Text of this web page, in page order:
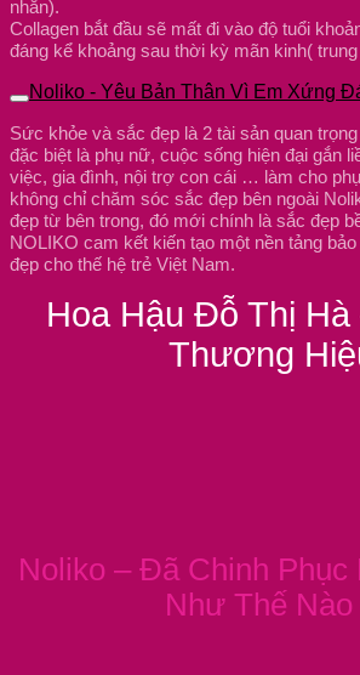
nhăn).
Collagen bắt đầu sẽ mất đi vào độ tuổi
đáng kể khoảng sau thời kỳ mãn kinh(
Noliko - Yêu Bản Thân Vì Em Xứng
Sức khỏe và sắc đẹp là 2 tài sản quan
đặc biệt là phụ nữ, cuộc sống hiện đại gắn
việc, gia đình, nội trợ con cái … làm cho
không chỉ chăm sóc sắc đẹp bên ngoài
đẹp từ bên trong, đó mới chính là sắc đẹp
NOLIKO cam kết kiến tạo một nền tảng
đẹp cho thế hệ trẻ Việt Nam.
Hoa Hậu Đỗ Thị
Thương
Noliko – Đã Chinh Phục
Như Thế Nào